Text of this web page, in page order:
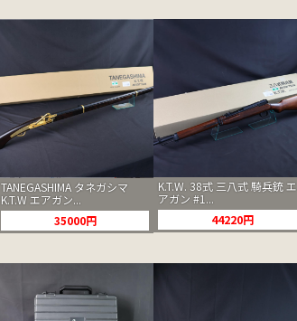
TANEGASHIMA タネガシマ
K.T.W エアガン...
35000円
K.T.W. 38式 三八式 騎兵銃 エ
アガン #1...
44220円